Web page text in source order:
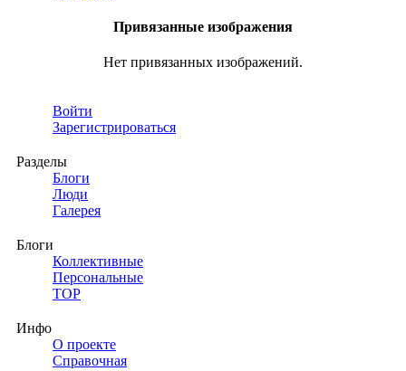
Привязанные изображения
Нет привязанных изображений.
Войти
Зарегистрироваться
Разделы
Блоги
Люди
Галерея
Блоги
Коллективные
Персональные
TOP
Инфо
О проекте
Справочная